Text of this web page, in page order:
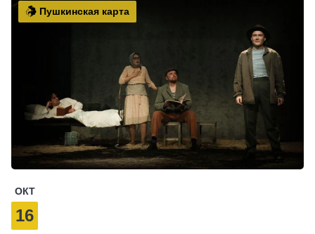
Пушкинская карта
ОКТ
16